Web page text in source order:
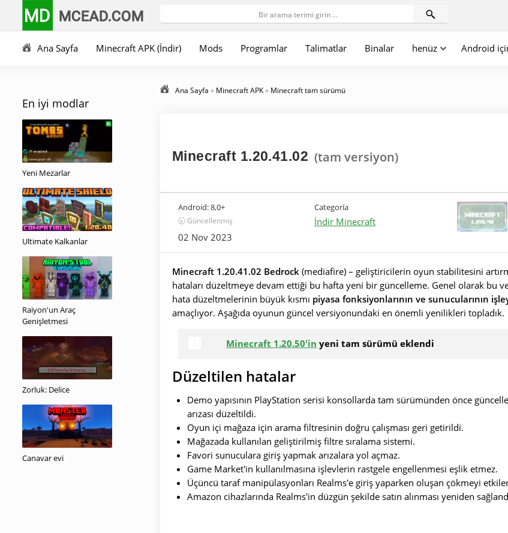
MD MCEAD.COM
Ana Sayfa Minecraft APK (İndir) Mods Programlar Talimatlar Binalar henüz Android
En iyi modlar
Yeni Mezarlar
Ultimate Kalkanlar
Raiyon'un Araç
Genişletmesi
Zorluk: Delice
Canavar evi
Ana Sayfa » Minecraft APK» Minecraft tam sürümü
Minecraft 1.20.41.02 (tam versiyon)
Android:8,0+
🕣 Güncellenmiş
02 Nov 2023
Categoría
İndir Minecraft
Minecraft 1.20.41.02 Bedrock (mediafire) – geliştiricilerin oyun stabilitesini
hataları düzeltmeye devam ettiği bu hafta yeni bir güncelleme. Genel olarak bu
hata düzeltmelerinin büyük kısmı piyasa fonksiyonlarının ve sunucularının
amaçlıyor. Aşağıda oyunun güncel versiyonundaki en önemli yenilikleri topladık.
Minecraft 1.20.50'in yeni tam sürümü eklendi
Düzeltilen hatalar
Demo yapısının PlayStation serisi konsollarda tam sürümünden önce
arızası düzeltildi.
Oyun içi mağaza için arama filtresinin doğru çalışması geri getirildi.
Mağazada kullanılan geliştirilmiş filtre sıralama sistemi.
Favori sunuculara giriş yapmak arızalara yol açmaz.
Game Market'in kullanılmasına işlevlerin rastgele engellenmesi eşlik etmez.
Üçüncü taraf manipülasyonları Realms'e giriş yaparken oluşan çökmeyi
Amazon cihazlarında Realms'in düzgün şekilde satın alınması yeniden